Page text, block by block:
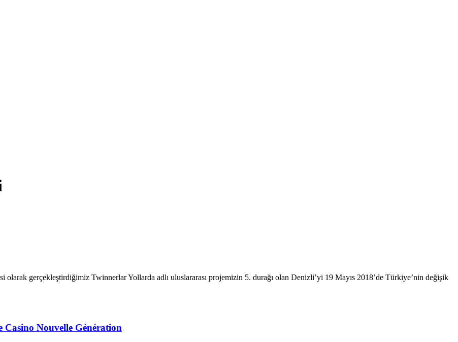
gerçekleştirdiğimiz Twinnerlar Yollarda adlı uluslararası projemizin 5. durağı olan Denizli’yi 19 Mayıs 2018’de Türkiye’nin değişik
Nouvelle Génération